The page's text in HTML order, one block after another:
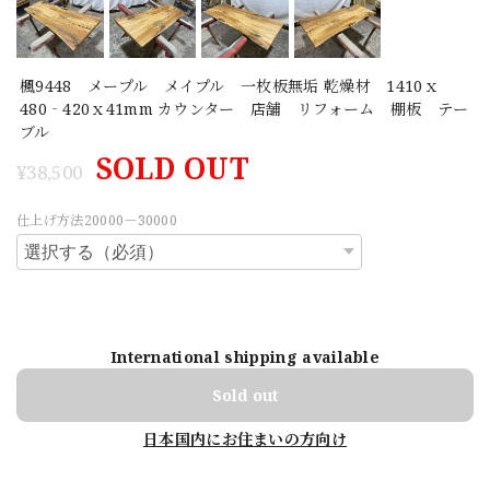
楓9448 メープル メイプル 一枚板無垢 乾燥材 1410ｘ
480‐420ｘ41mm カウンター 店舗 リフォーム 棚板 テー
ブル
¥38,500 SOLD OUT
仕上げ方法20000－30000
International shipping available
Sold out
日本国内にお住まいの方向け